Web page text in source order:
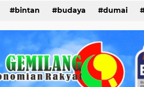
bintan budaya dumai
karimun kepri kesehatan
natuna olahraga opini
peristiwa riau rohil rohul